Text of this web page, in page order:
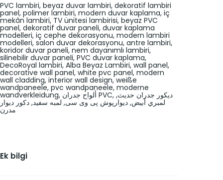
PVC lambiri, beyaz duvar lambiri, dekoratif lambiri
panel, polimer lambiri, modern duvar kaplama, iç
mekân lambiri, TV ünitesi lambirisi, beyaz PVC
panel, dekoratif duvar paneli, duvar kaplama
modelleri, iç cephe dekorasyonu, modern lambiri
modelleri, salon duvar dekorasyonu, antre lambiri,
koridor duvar paneli, nem dayanımlı lambiri,
silinebilir duvar paneli, PVC duvar kaplama,
DecoRoyal lambiri, Alba Beyaz Lambiri, wall panel,
decorative wall panel, white pvc panel, modern
wall cladding, interior wall design, weiße
wandpaneele, pvc wandpaneele, moderne
wandverkleidung, ألواح جدران PVC, ديكور جدران حديث,
لمبري أبيض, دیوارپوش پی وی سی, لمبه سفید, دکور دیوار
مدرن
Ek bilgi